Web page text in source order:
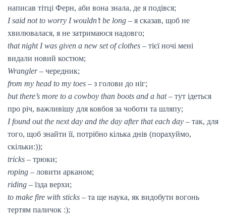
написав тітці Ферн, аби вона знала, де я подівся;
I said not to worry I wouldn’t be long – я сказав, щоб не
хвилювалася, я не затримаюся надовго;
that night I was given a new set of clothes – тієї ночі мені
видали новий костюм;
Wrangler– чередник;
from my head to my toes – з голови до ніг;
but there’s more to a cowboy than boots and a hat– тут ідеться
про річ, важливішу для ковбоя за чоботи та шляпу;
I found out the next day and the day after that each day – так, для
того, щоб знайти її, потрібно кілька днів (порахуймо,
скільки:));
tricks – трюки;
roping – ловити арканом;
riding – їзда верхи;
to make fire with sticks – та ще наука, як видобути вогонь
тертям паличок :);